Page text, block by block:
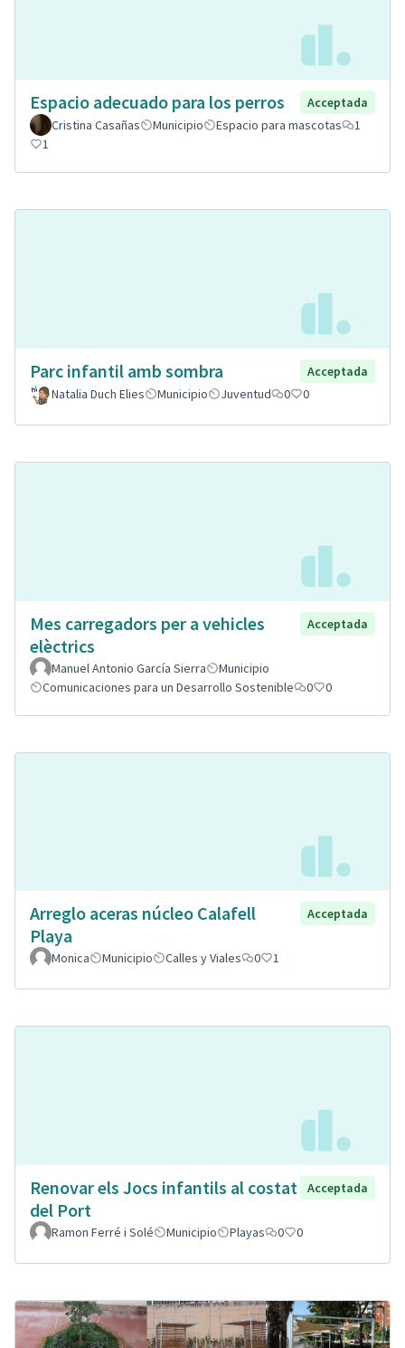
Espacio adecuado para los perros
Acceptada
Cristina Casañas
Municipio Espacio para mascotas
1
1
Parc infantil amb sombra
Acceptada
Natalia Duch Elies
Municipio Juventud 0 0
Mes carregadors per a vehicles
elèctrics
Acceptada
Manuel Antonio García Sierra
Municipio
Comunicaciones para un Desarrollo Sostenible
0 0
Arreglo aceras núcleo Calafell
Playa
Acceptada
Monica Municipio Calles y Viales 0 1
Renovar els Jocs infantils al costat
del Port
Acceptada
Ramon Ferré i Solé Municipio Playas 0 0